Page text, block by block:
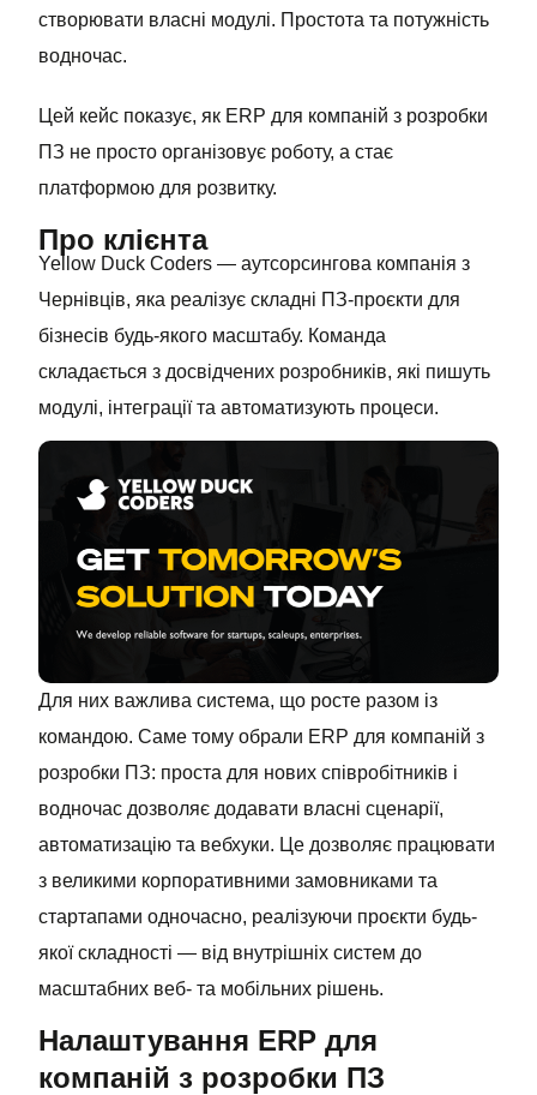
створювати власні модулі. Простота та потужність
водночас.
Цей кейс показує, як ERP для компаній з розробки
ПЗ не просто організовує роботу, а стає
платформою для розвитку.
Про клієнта
Yellow Duck Coders — аутсорсингова компанія з
Чернівців, яка реалізує складні ПЗ-проєкти для
бізнесів будь-якого масштабу. Команда
складається з досвідчених розробників, які пишуть
модулі, інтеграції та автоматизують процеси.
Для них важлива система, що росте разом із
командою. Саме тому обрали ERP для компаній з
розробки ПЗ: проста для нових співробітників і
водночас дозволяє додавати власні сценарії,
автоматизацію та вебхуки. Це дозволяє працювати
з великими корпоративними замовниками та
стартапами одночасно, реалізуючи проєкти будь-
якої складності — від внутрішніх систем до
масштабних веб- та мобільних рішень.
Налаштування ERP для
компаній з розробки ПЗ